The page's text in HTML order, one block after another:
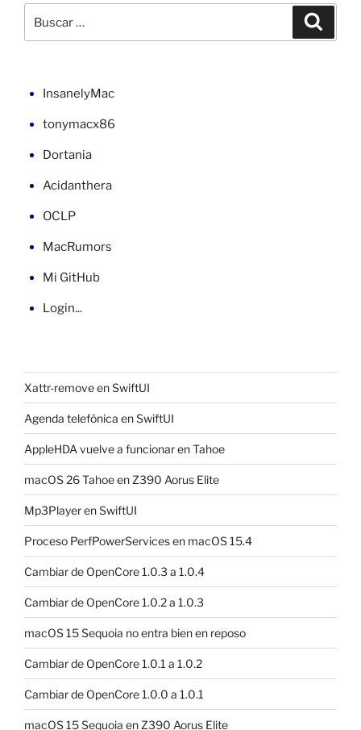
en
por:
InsanelyMac
tonymacx86
Dortania
Acidanthera
OCLP
MacRumors
Mi GitHub
Login...
Xattr-remove en SwiftUI
Agenda telefónica en SwiftUI
AppleHDA vuelve a funcionar en Tahoe
macOS 26 Tahoe en Z390 Aorus Elite
Mp3Player en SwiftUI
Proceso PerfPowerServices en macOS 15.4
Cambiar de OpenCore 1.0.3 a 1.0.4
Cambiar de OpenCore 1.0.2 a 1.0.3
macOS 15 Sequoia no entra bien en reposo
Cambiar de OpenCore 1.0.1 a 1.0.2
Cambiar de OpenCore 1.0.0 a 1.0.1
macOS 15 Sequoia en Z390 Aorus Elite